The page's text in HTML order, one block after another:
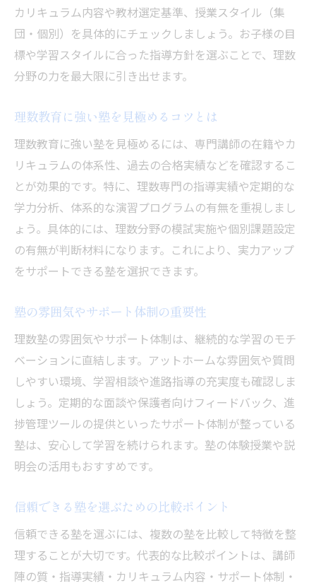
カリキュラム内容や教材選定基準、授業スタイル（集
団・個別）を具体的にチェックしましょう。お子様の目
標や学習スタイルに合った指導方針を選ぶことで、理数
分野の力を最大限に引き出せます。
理数教育に強い塾を見極めるコツとは
理数教育に強い塾を見極めるには、専門講師の在籍やカ
リキュラムの体系性、過去の合格実績などを確認するこ
とが効果的です。特に、理数専門の指導実績や定期的な
学力分析、体系的な演習プログラムの有無を重視しまし
ょう。具体的には、理数分野の模試実施や個別課題設定
の有無が判断材料になります。これにより、実力アップ
をサポートできる塾を選択できます。
塾の雰囲気やサポート体制の重要性
理数塾の雰囲気やサポート体制は、継続的な学習のモチ
ベーションに直結します。アットホームな雰囲気や質問
しやすい環境、学習相談や進路指導の充実度も確認しま
しょう。定期的な面談や保護者向けフィードバック、進
捗管理ツールの提供といったサポート体制が整っている
塾は、安心して学習を続けられます。塾の体験授業や説
明会の活用もおすすめです。
信頼できる塾を選ぶための比較ポイント
信頼できる塾を選ぶには、複数の塾を比較して特徴を整
理することが大切です。代表的な比較ポイントは、講師
陣の質・指導実績・カリキュラム内容・サポート体制・